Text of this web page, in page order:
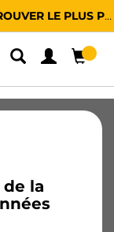
LE PLUS PROCHE
la